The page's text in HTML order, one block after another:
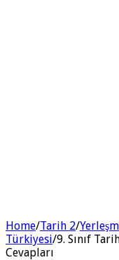
Home/Tarih 2/
Türkiyesi/9. Sınıf
Cevapları